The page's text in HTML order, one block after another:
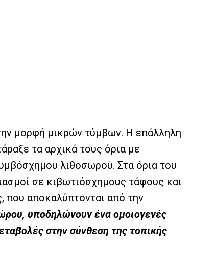
μορφή μικρών τύμβων. Η επάλληλη
τα αρχικά τους όρια με
λιθοσωρού. Στα όρια του
σε κιβωτιόσχημους τάφους και
που αποκαλύπτονται από την
υποδηλώνουν ένα ομοιογενές
στην σύνθεση της τοπικής